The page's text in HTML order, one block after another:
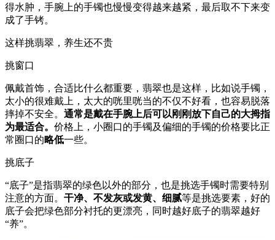
得水肿，手腕上的手镯也慢慢变得越来越紧，最后取不下来变
成了手铐。
这样挑翡翠，养生还不贵
挑窗口
佩戴首饰，合适比什么都重要，翡翠也是这样，比如说手镯，
太小的很难戴上，太大的咣里咣当的不仅不好看，也容易脱落
摔掉不安全。 通常是戴在手腕上后可以刚刚放下自己的大拇指
为最适合。 价格上，小圈口的手镯及偏细的手镯的价格要比正
常圈口的略低一些。
挑底子
“底子”是指翡翠的绿色以外的部分，也是挑选手镯时需要特别
注意的方面。 干净、不发灰或发黄、细腻等是挑选要素，好的
底子会把绿色部分衬托的更漂亮，同时越好底子的翡翠越好
“养”。